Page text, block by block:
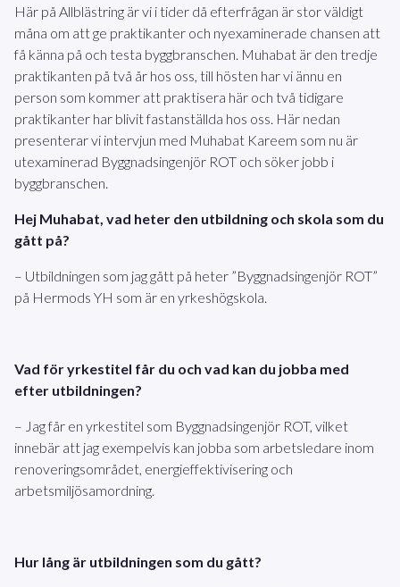
Här på Allblästring är vi i tider då efterfrågan är stor väldigt
måna om att ge praktikanter och nyexaminerade chansen att
få känna på och testa byggbranschen. Muhabat är den tredje
praktikanten på två år hos oss, till hösten har vi ännu en
person som kommer att praktisera här och två tidigare
praktikanter har blivit fastanställda hos oss. Här nedan
presenterar vi intervjun med Muhabat Kareem som nu är
utexaminerad Byggnadsingenjör ROT och söker jobb i
byggbranschen.
Hej Muhabat, vad heter den utbildning och skola som du
gått på?
– Utbildningen som jag gått på heter ”Byggnadsingenjör ROT”
på Hermods YH som är en yrkeshögskola.
Vad för yrkestitel får du och vad kan du jobba med
efter utbildningen?
– Jag får en yrkestitel som Byggnadsingenjör ROT, vilket
innebär att jag exempelvis kan jobba som arbetsledare inom
renoveringsområdet, energieffektivisering och
arbetsmiljösamordning.
Hur lång är utbildningen som du gått?